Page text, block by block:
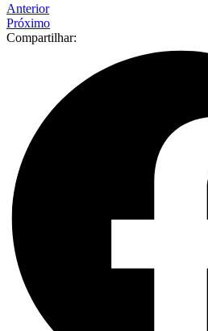
Anterior
Próximo
Compartilhar: